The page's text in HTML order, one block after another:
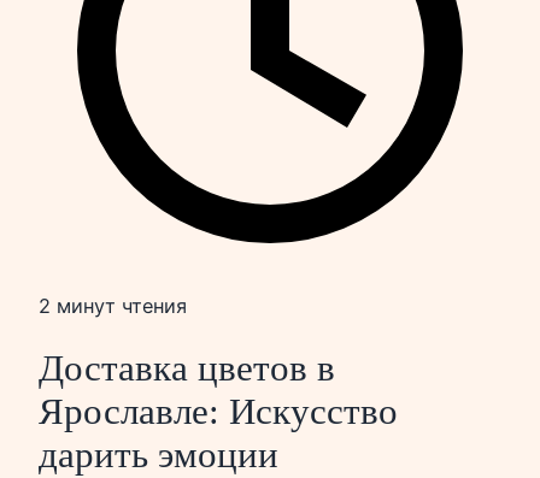
2 минут чтения
Доставка цветов в
Ярославле: Искусство
дарить эмоции